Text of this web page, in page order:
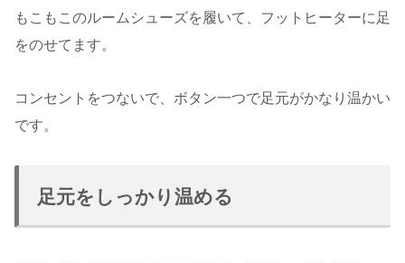
もこもこのルームシューズを履いて、フットヒーターに足
をのせてます。
コンセントをつないで、ボタン一つで足元がかなり温かい
です。
足元をしっかり温める